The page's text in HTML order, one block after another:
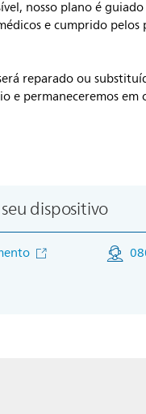
nosso plano é
e cumprido
reparado ou
permaneceremos em
dispositivo